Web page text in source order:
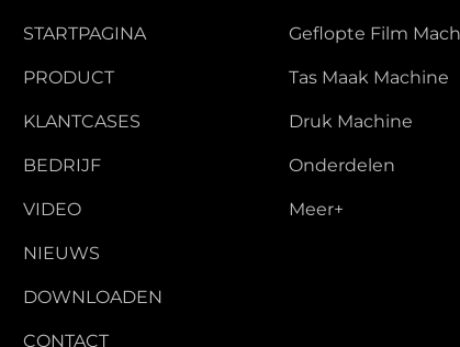
STARTPAGINA
PRODUCT
KLANTCASES
BEDRIJF
VIDEO
NIEUWS
DOWNLOADEN
CONTACT
Geflopte Film
Tas Maak Machine
Druk Machine
Onderdelen
Meer+